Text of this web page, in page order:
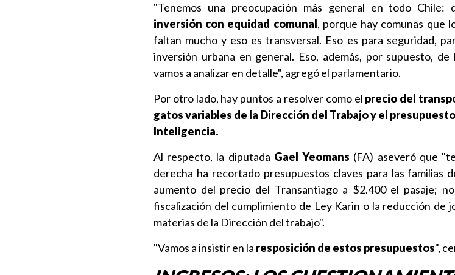
"Tenemos una preocupación más general en todo Chile:
inversión con equidad comunal, porque hay comunas que
faltan mucho y eso es transversal. Eso es para seguridad,
inversión urbana en general. Eso, además, por supuesto,
vamos a analizar en detalle", agregó el parlamentario.
Por otro lado, hay puntos a resolver como el precio del
gatos variables de la Dirección del Trabajo y el
Inteligencia.
Al respecto, la diputada Gael Yeomans (FA) aseveró que
derecha ha recortado presupuestos claves para las familias
aumento del precio del Transantiago a $2.400 el pasaje;
fiscalización del cumplimiento de Ley Karin o la reducción de
materias de la Dirección del trabajo".
"Vamos a insistir en la resposición de estos presupuestos",